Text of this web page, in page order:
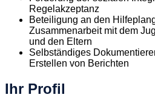
Regelakzeptanz
Beteiligung an den
Zusammenarbeit mit dem
und den Eltern
Selbständiges
Erstellen von Berichten
Ihr Profil